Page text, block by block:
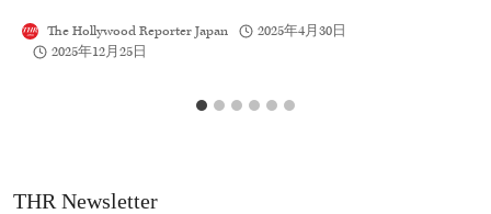
The Hollywood Reporter Japan
2025年4月30日
2025年12月25日
THR Newsletter